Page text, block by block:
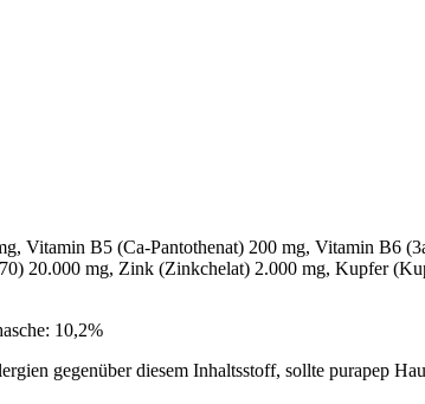
Vitamin B5 (Ca-Pantothenat) 200 mg, Vitamin B6
20.000 mg, Zink (Zinkchelat) 2.000 mg, Kupfer
10,2%
gegenüber diesem Inhaltsstoff, sollte purapep